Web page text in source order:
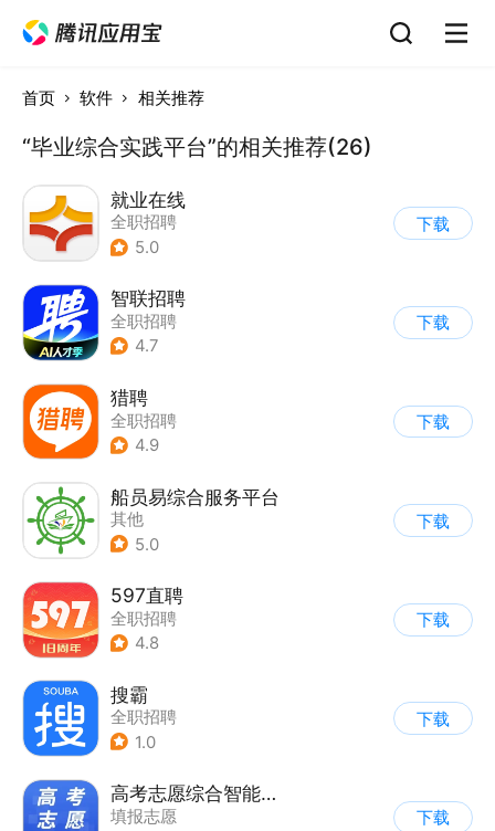
首页 软件 相关推荐
“毕业综合实践平台”的相关推荐(26)
就业在线
全职招聘
5.0
下载
智联招聘
全职招聘
4.7
下载
猎聘
全职招聘
4.9
下载
船员易综合服务平台
其他
5.0
下载
597直聘
全职招聘
4.8
下载
搜霸
全职招聘
1.0
下载
高考志愿综合智能平台
填报志愿
下载